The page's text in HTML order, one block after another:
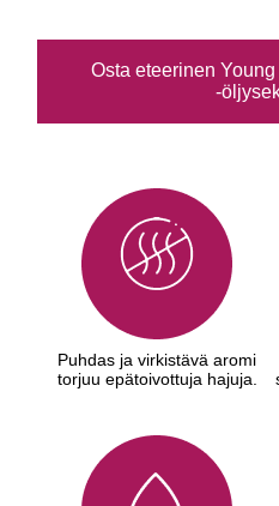
Osta eteerinen
-
Puhdas ja virkistävä aromi
torjuu epätoivottuja hajuja.